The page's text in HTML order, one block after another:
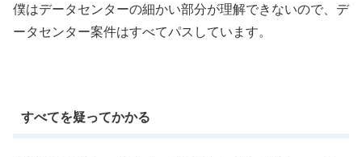
僕はデータセンターの細かい部分が理解できないので、デ
ータセンター案件はすべてパスしています。
すべてを疑ってかかる